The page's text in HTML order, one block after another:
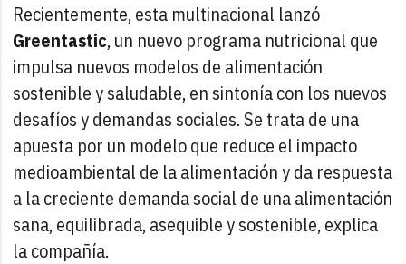
Recientemente, esta multinacional lanzó
Greentastic, un nuevo programa nutricional que
impulsa nuevos modelos de alimentación
sostenible y saludable, en sintonía con los nuevos
desafíos y demandas sociales. Se trata de una
apuesta por un modelo que reduce el impacto
medioambiental de la alimentación y da respuesta
a la creciente demanda social de una alimentación
sana, equilibrada, asequible y sostenible, explica
la compañía.